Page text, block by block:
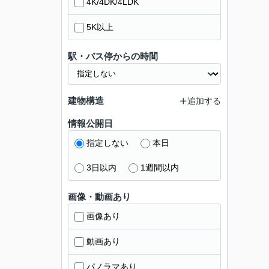
5K以上
駅・バス停からの時間
建物構造 追加する
情報公開日
指定しない 本日
3日以内 1週間以内
画像・動画あり
画像あり
動画あり
パノラマあり